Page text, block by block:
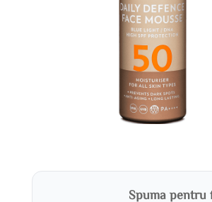
Spuma pentru